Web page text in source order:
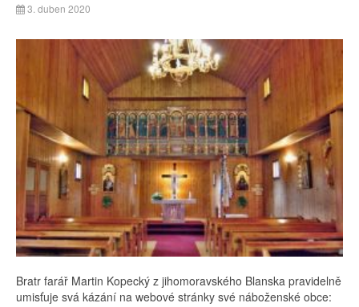
3. duben 2020
Bratr farář Martin Kopecký z jihomoravského Blanska pravidelně
umisťuje svá kázání na webové stránky své náboženské obce: